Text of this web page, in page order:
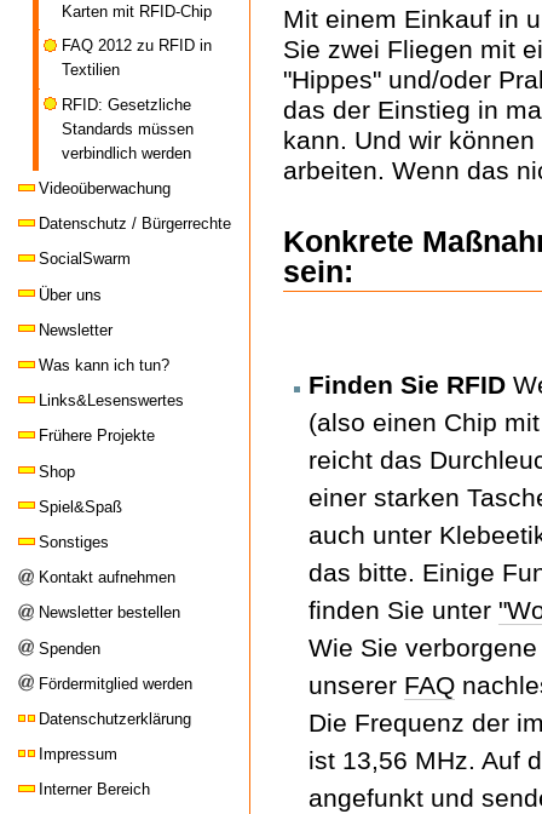
Karten mit RFID-Chip
FAQ 2012 zu RFID in
Textilien
RFID: Gesetzliche
Standards müssen
verbindlich werden
Videoüberwachung
Datenschutz / Bürgerrechte
SocialSwarm
Über uns
Newsletter
Was kann ich tun?
Links&Lesenswertes
Frühere Projekte
Shop
Spiel&Spaß
Sonstiges
Kontakt aufnehmen
Newsletter bestellen
Spenden
Fördermitglied werden
Datenschutzerklärung
Impressum
Interner Bereich
Mit einem Einkauf in
Sie zwei Fliegen mit
"Hippes" und/oder
das der Einstieg in
kann. Und wir
arbeiten. Wenn das
Konkrete
sein:
Finden Sie RFID
(also einen Chip
reicht das
einer starken
auch unter
das bitte. Einige
finden Sie unter
Wie Sie
unserer FAQ
Die Frequenz der
ist 13,56 MHz. Auf
angefunkt und